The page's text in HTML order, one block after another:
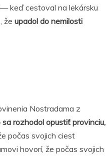
keď cestoval na lekársku
že upadol do nemilosti
Nostradama z
rozhodol opustiť provinciu,
počas svojich ciest
hovorí, že počas svojich